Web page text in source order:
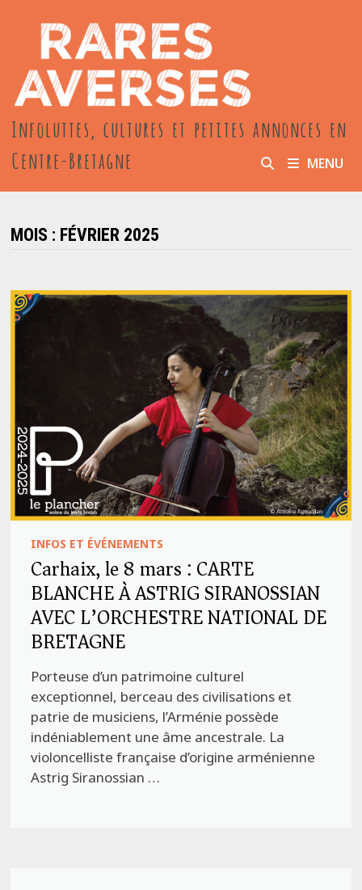
contenu
Infoluttes, cultures et petites annonces en
Centre-Bretagne
MENU
MOIS : FÉVRIER 2025
INFOS ET ÉVÉNEMENTS
Carhaix, le 8 mars : CARTE
BLANCHE À ASTRIG SIRANOSSIAN
AVEC L’ORCHESTRE NATIONAL DE
BRETAGNE
Porteuse d’un patrimoine culturel
exceptionnel, berceau des civilisations et
patrie de musiciens, l’Arménie possède
indéniablement une âme ancestrale. La
violoncelliste française d’origine arménienne
Astrig Siranossian …